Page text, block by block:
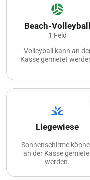
sports_volleyball
Beach-Volleyball
1 Feld
Volleyball kann an
Kasse gemietet
grass
Liegewiese
Sonnenschirme
an der Kasse
werden.